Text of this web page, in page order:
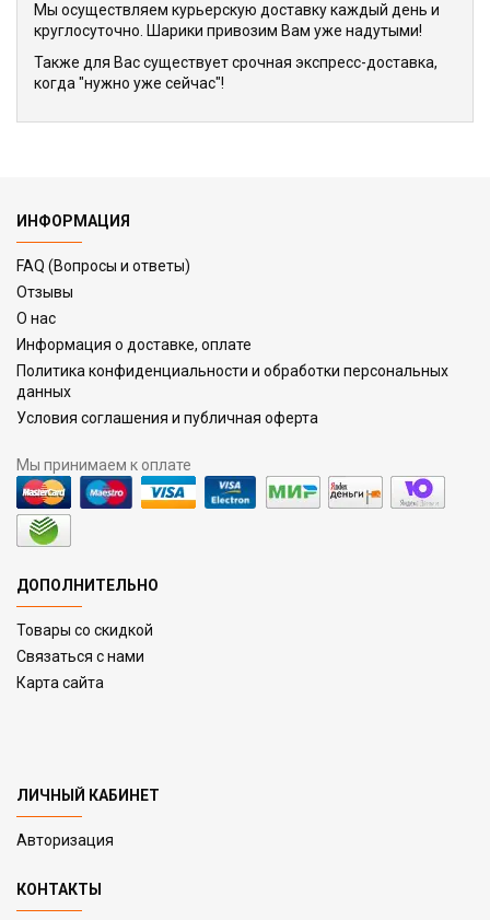
Мы осуществляем курьерскую доставку каждый день и
круглосуточно. Шарики привозим Вам уже надутыми!
Также для Вас существует срочная экспресс-доставка,
когда "нужно уже сейчас"!
ИНФОРМАЦИЯ
FAQ (Вопросы и ответы)
Отзывы
О нас
Информация о доставке, оплате
Политика конфиденциальности и обработки персональных
данных
Условия соглашения и публичная оферта
Мы принимаем к оплате
ДОПОЛНИТЕЛЬНО
Товары со скидкой
Связаться с нами
Карта сайта
ЛИЧНЫЙ КАБИНЕТ
Авторизация
КОНТАКТЫ